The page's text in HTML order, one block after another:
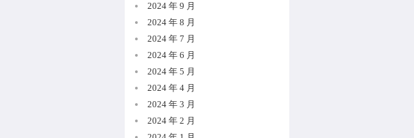
2024 年 9 月
2024 年 8 月
2024 年 7 月
2024 年 6 月
2024 年 5 月
2024 年 4 月
2024 年 3 月
2024 年 2 月